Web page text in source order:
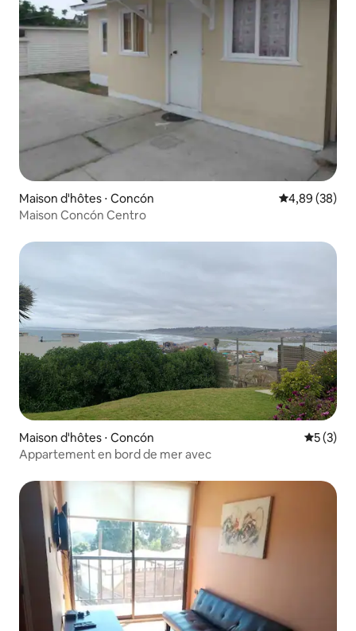
Maison d'hôtes ⋅ Concón Évaluation
4,89 (38)
Maison Concón Centro
Maison d'hôtes ⋅ Concón
5 (3)
Appartement en bord de mer avec